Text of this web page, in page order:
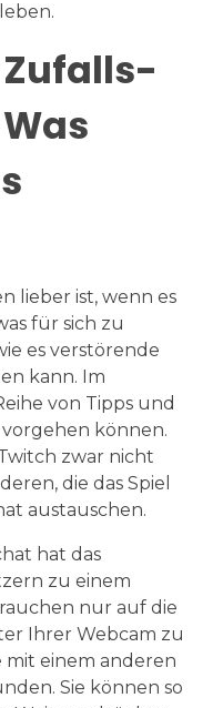
lieber ist, wenn es
für sich zu
es verstörende
kann. Im
von Tipps und
vorgehen können.
zwar nicht
die das Spiel
austauschen.
hat das
zu einem
nur auf die
Ihrer Webcam zu
mit einem anderen
Sie können so